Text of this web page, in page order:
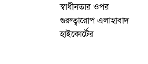
স্বাধীনতার ওপর
গুরুত্বারোপ এলাহাবাদ
হাইকোর্টের